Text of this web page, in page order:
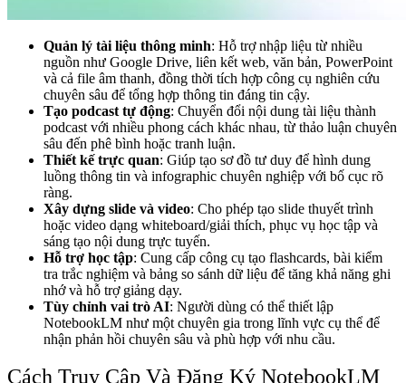
Quản lý tài liệu thông minh: Hỗ trợ nhập liệu từ nhiều
nguồn như Google Drive, liên kết web, văn bản, PowerPoint
và cả file âm thanh, đồng thời tích hợp công cụ nghiên cứu
chuyên sâu để tổng hợp thông tin đáng tin cậy.
Tạo podcast tự động: Chuyển đổi nội dung tài liệu thành
podcast với nhiều phong cách khác nhau, từ thảo luận chuyên
sâu đến phê bình hoặc tranh luận.
Thiết kế trực quan: Giúp tạo sơ đồ tư duy để hình dung
luồng thông tin và infographic chuyên nghiệp với bố cục rõ
ràng.
Xây dựng slide và video: Cho phép tạo slide thuyết trình
hoặc video dạng whiteboard/giải thích, phục vụ học tập và
sáng tạo nội dung trực tuyến.
Hỗ trợ học tập: Cung cấp công cụ tạo flashcards, bài kiểm
tra trắc nghiệm và bảng so sánh dữ liệu để tăng khả năng ghi
nhớ và hỗ trợ giảng dạy.
Tùy chỉnh vai trò AI: Người dùng có thể thiết lập
NotebookLM như một chuyên gia trong lĩnh vực cụ thể để
nhận phản hồi chuyên sâu và phù hợp với nhu cầu.
Cách Truy Cập Và Đăng Ký NotebookLM